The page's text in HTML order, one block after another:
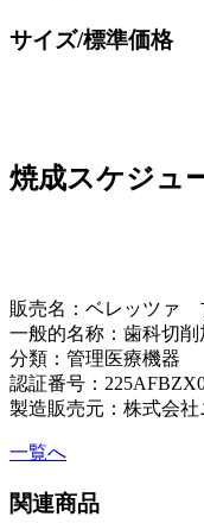
サイズ/標準価格
焼成スケジュ
販売名：ベレッツァ
一般的名称：歯科切
分類：管理医療機器
認証番号：
製造販売元：株式会
一覧へ
関連商品